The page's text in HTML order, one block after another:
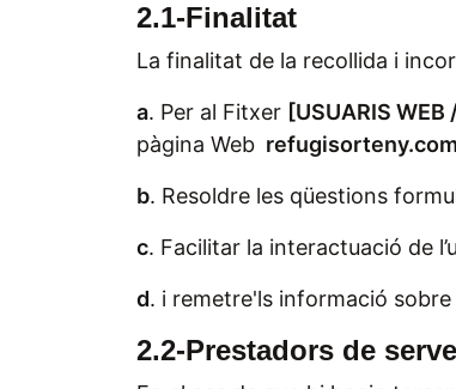
2.1-Finalitat
La finalitat de la recollida i
a. Per al Fitxer [USUARIS WEB
pàgina Web
b. Resoldre les qüestions
c. Facilitar la interactuació de
d. i remetre'ls informació
2.2-Prestadors de